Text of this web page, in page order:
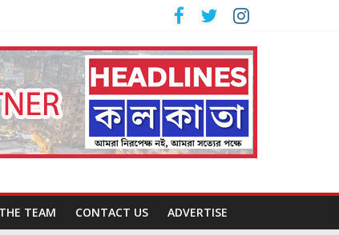
TEAM CONTACT US ADVERTISE